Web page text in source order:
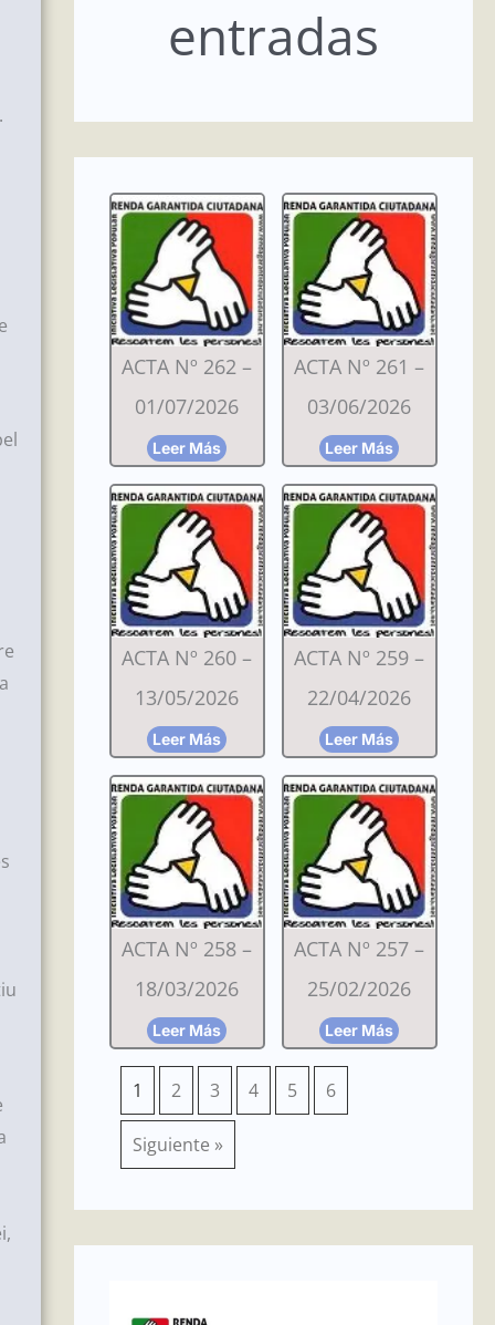
entradas
ACTA Nº 262 –
01/07/2026
Leer Más
ACTA Nº 261 –
03/06/2026
Leer Más
ACTA Nº 260 –
13/05/2026
Leer Más
ACTA Nº 259 –
22/04/2026
Leer Más
ACTA Nº 258 –
18/03/2026
Leer Más
ACTA Nº 257 –
25/02/2026
Leer Más
1 2 3 4 5 6
Siguiente »